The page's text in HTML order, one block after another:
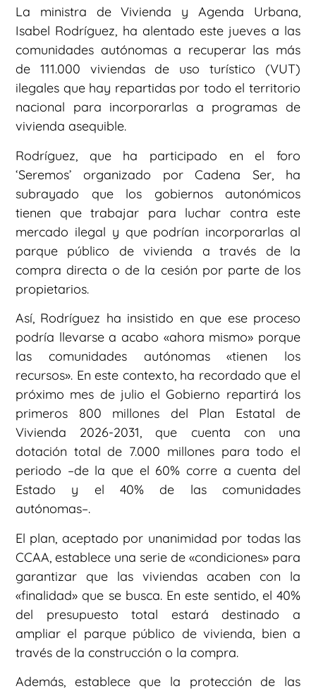
La ministra de Vivienda y Agenda Urbana,
Isabel Rodríguez, ha alentado este jueves a las
comunidades autónomas a recuperar las más
de 111.000 viviendas de uso turístico (VUT)
ilegales que hay repartidas por todo el territorio
nacional para incorporarlas a programas de
vivienda asequible.
Rodríguez, que ha participado en el foro
‘Seremos’ organizado por Cadena Ser, ha
subrayado que los gobiernos autonómicos
tienen que trabajar para luchar contra este
mercado ilegal y que podrían incorporarlas al
parque público de vivienda a través de la
compra directa o de la cesión por parte de los
propietarios.
Así, Rodríguez ha insistido en que ese proceso
podría llevarse a acabo «ahora mismo» porque
las comunidades autónomas «tienen los
recursos». En este contexto, ha recordado que el
próximo mes de julio el Gobierno repartirá los
primeros 800 millones del Plan Estatal de
Vivienda 2026-2031, que cuenta con una
dotación total de 7.000 millones para todo el
periodo –de la que el 60% corre a cuenta del
Estado y el 40% de las comunidades
autónomas–.
El plan, aceptado por unanimidad por todas las
CCAA, establece una serie de «condiciones» para
garantizar que las viviendas acaben con la
«finalidad» que se busca. En este sentido, el 40%
del presupuesto total estará destinado a
ampliar el parque público de vivienda, bien a
través de la construcción o la compra.
Además, establece que la protección de las